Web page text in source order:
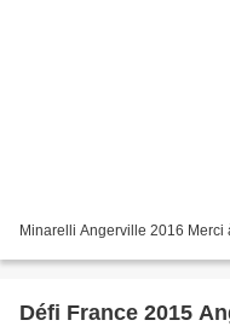
Minarelli Angerville 2016
Défi France 2015